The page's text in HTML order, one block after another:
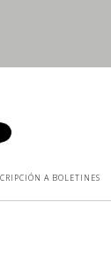
A BOLETINES